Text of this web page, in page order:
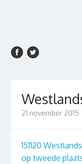
21 november 2015
151120
op tweede